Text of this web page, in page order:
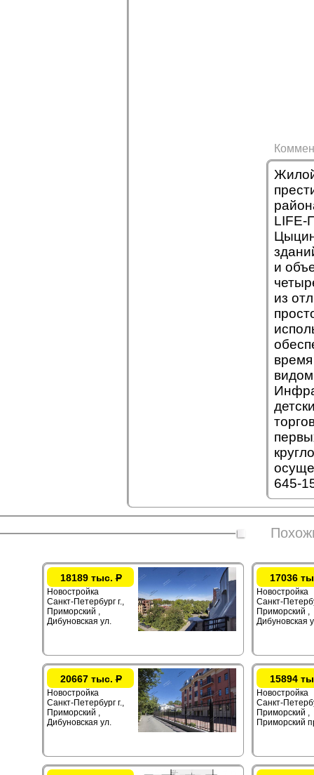
LIFE-
и
из
645-
18189 тыс.Р
Новостройка
Санкт-Петербург г.,
Приморский ,
Дибуновская ул.
17036
Новостройка
Санкт-
Приморский ,
Дибуновская
20667 тыс.Р
Новостройка
Санкт-Петербург г.,
Приморский ,
Дибуновская ул.
15894
Новостройка
Санкт-
Приморский ,
Приморский